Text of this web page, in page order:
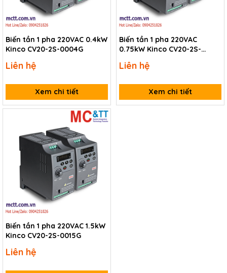
Biến tần 1 pha 220VAC 0.4kW
Kinco CV20-2S-0004G
Liên hệ
Xem chi tiết
Biến tần 1 pha 220VAC
0.75kW Kinco CV20-2S-
Liên hệ
Xem chi tiết
Biến tần 1 pha 220VAC 1.5kW
Kinco CV20-2S-0015G
Liên hệ